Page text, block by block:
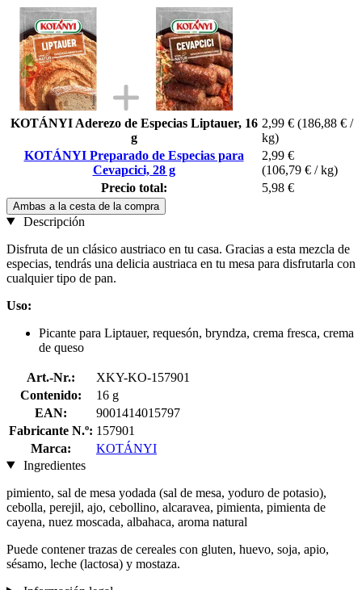
KOTÁNYI Aderezo de Especias Liptauer, 16
g
2,99 € (186,88 € /
kg)
KOTÁNYI Preparado de Especias para
Cevapcici, 28 g
2,99 €
(106,79 € / kg)
Precio total:
5,98 €
Ambas a la cesta de la compra
Descripción
Disfruta de un clásico austriaco en tu casa. Gracias a esta mezcla de
especias, tendrás una delicia austriaca en tu mesa para disfrutarla con
cualquier tipo de pan.
Uso:
Picante para Liptauer, requesón, bryndza, crema fresca, crema
de queso
Art.-Nr.:
XKY-KO-157901
Contenido:
16 g
EAN:
9001414015797
Fabricante N.º: 157901
Marca:
KOTÁNYI
Ingredientes
pimiento, sal de mesa yodada (sal de mesa, yoduro de potasio),
cebolla, perejil, ajo, cebollino, alcaravea, pimienta, pimienta de
cayena, nuez moscada, albahaca, aroma natural
Puede contener trazas de cereales con gluten, huevo, soja, apio,
sésamo, leche (lactosa) y mostaza.